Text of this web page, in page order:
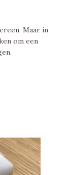
Maar in
om een